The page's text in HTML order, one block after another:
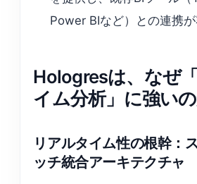
Power BIなど）との連携
Hologresは、なぜ
イム分析」に強い
リアルタイム性の根幹：
ッチ統合アーキテクチャ